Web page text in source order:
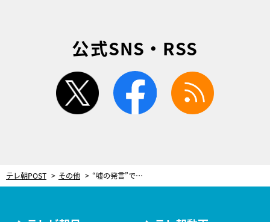
公式SNS・RSS
twitter facebook
テレ朝POST その他 “嘘の発言”で仕事が激減！デニスの植野行雄、真相をテレビ初告白